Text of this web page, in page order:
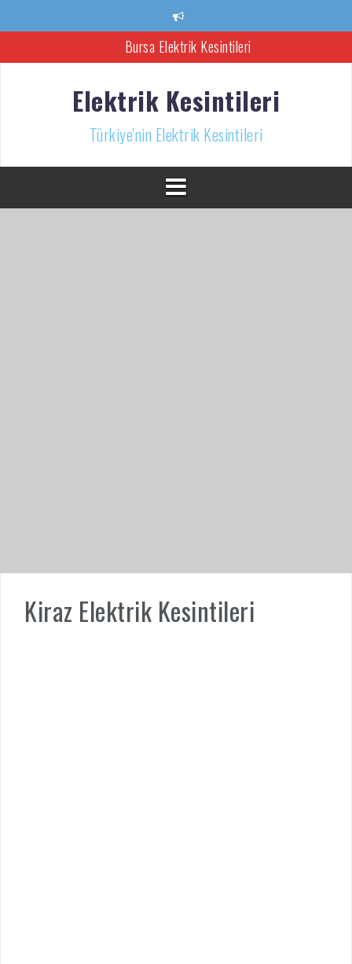
Bursa Elektrik Kesintileri
Türkiye’nin Elektrik Kesintileri Haber Kaynağı
İzmir Elektrik Kesintisi
Elektrik Kesintileri
Türkiye'nin Elektrik Kesintileri
Kiraz Elektrik Kesintileri